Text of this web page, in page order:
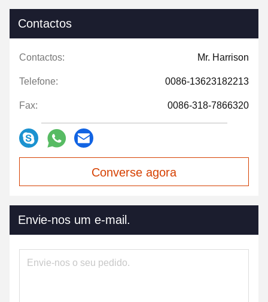
Contactos
Contactos: Mr. Harrison
Telefone: 0086-13623182213
Fax: 0086-318-7866320
Converse agora
Envie-nos um e-mail.